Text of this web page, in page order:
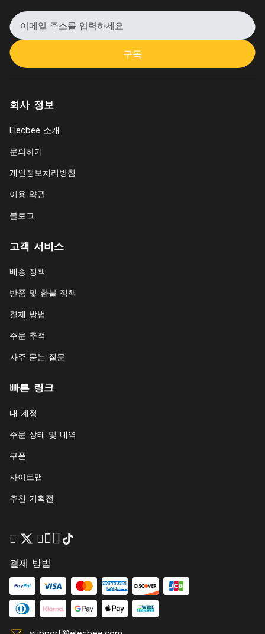
구독
회사 정보
Elecbee 소개
문의하기
개인정보처리방침
이용 약관
블로그
고객 서비스
배송 정책
반품 및 환불 정책
결제 방법
주문 추적
자주 묻는 질문
빠른 링크
내 계정
주문 상태 및 내역
쿠폰
사이트맵
추천 기획전
결제 방법